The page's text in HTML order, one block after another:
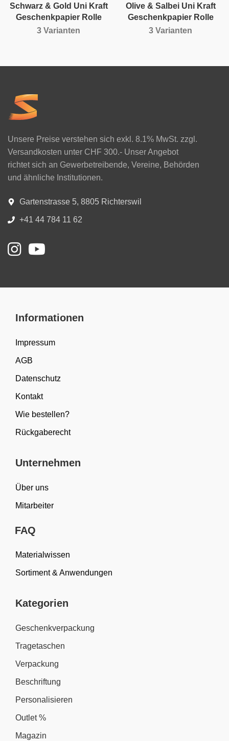
Schwarz & Gold Uni Kraft
Geschenkpapier Rolle
3 Varianten
Olive & Salbei Uni Kraft
Geschenkpapier Rolle
3 Varianten
Unsere Preise verstehen sich exkl. 8.1% MwSt. zzgl.
Versandkosten unter CHF 300.- Unser Angebot
richtet sich an Gewerbetreibende, Vereine, Behörden
und ähnliche Institutionen.
Gartenstrasse 5, 8805 Richterswil
+41 44 784 11 62
Informationen
Impressum
AGB
Datenschutz
Kontakt
Wie bestellen?
Rückgaberecht
Unternehmen
Über uns
Mitarbeiter
FAQ
Materialwissen
Sortiment & Anwendungen
Kategorien
Geschenkverpackung
Tragetaschen
Verpackung
Beschriftung
Personalisieren
Outlet %
Magazin